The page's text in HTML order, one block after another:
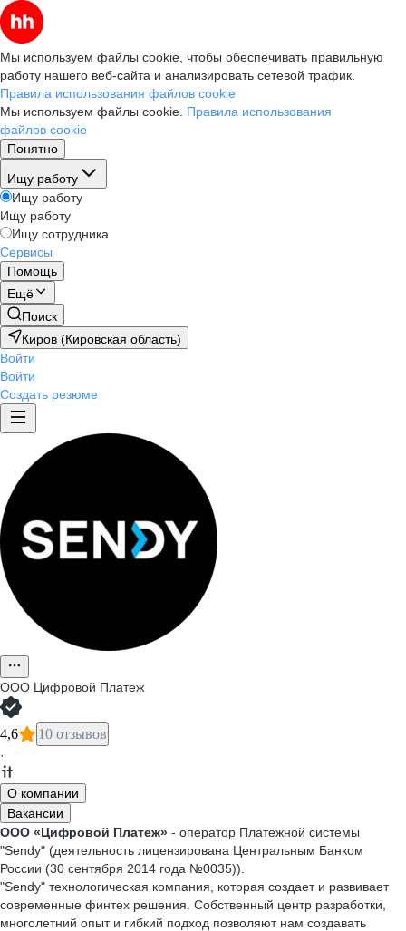
Мы используем файлы cookie, чтобы обеспечивать правильную
работу нашего веб-сайта и анализировать сетевой трафик.
Правила использования файлов cookie
Мы используем файлы cookie. Правила использования
файлов cookie
Понятно
Ищу работу
Ищу работу
Ищу работу
Ищу сотрудника
Сервисы
Помощь
Ещё
Поиск
Киров (Кировская область)
Войти
Войти
Создать резюме
ООО Цифровой Платеж
4,6 10 отзывов
·
О компании
Вакансии
ООО «Цифровой Платеж» - оператор Платежной системы
"Sendy" (деятельность лицензирована Центральным Банком
России (30 сентября 2014 года №0035)).
"Sendy" технологическая компания, которая создает и развивает
современные финтех решения. Собственный центр разработки,
многолетний опыт и гибкий подход позволяют нам создавать